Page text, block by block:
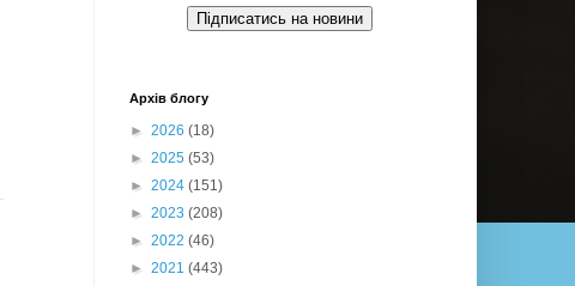
Архів блогу
► 2026 (18)
► 2025 (53)
► 2024 (151)
► 2023 (208)
► 2022 (46)
► 2021 (443)